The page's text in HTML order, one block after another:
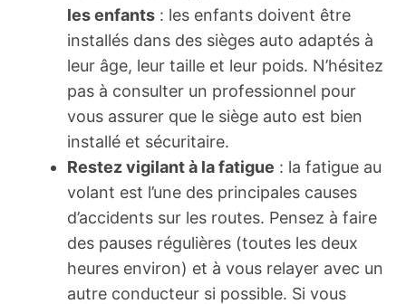
les enfants : les enfants doivent être
installés dans des sièges auto adaptés à
leur âge, leur taille et leur poids. N’hésitez
pas à consulter un professionnel pour
vous assurer que le siège auto est bien
installé et sécuritaire.
Restez vigilant à la fatigue : la fatigue au
volant est l’une des principales causes
d’accidents sur les routes. Pensez à faire
des pauses régulières (toutes les deux
heures environ) et à vous relayer avec un
autre conducteur si possible. Si vous